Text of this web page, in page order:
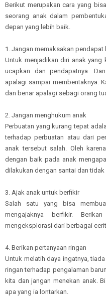
Berikut merupakan cara yang
seorang anak dalam
depan yang lebih baik.
1. Jangan memaksakan pendapat
Untuk menjadikan diri anak
ucapkan dan pendapatnya.
apalagi sampai membentaknya.
dan benar apalagi sebagi orang
2. Jangan menghukum anak
Perbuatan yang kurang tepat
terhadap perbuatan atau dari
anak tersebut salah. Oleh
dengan baik pada anak
dilakukan dengan santai dan tidak
3. Ajak anak untuk berfikir
Salah satu yang bisa
mengajaknya berfikir.
mengeksplorasi dari berbagai
4. Berikan pertanyaan ringan
Untuk melatih daya ingatnya,
ringan terhadap pengalaman
kita dan jangan menekan anak.
apa yang ia lontarkan.